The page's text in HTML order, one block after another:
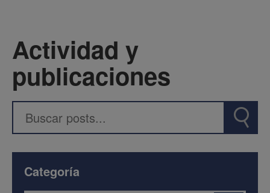
Actividad y
publicaciones
Categoría